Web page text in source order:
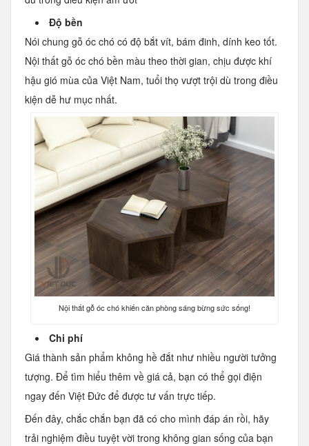
Độ bền
Nói chung gỗ óc chó có độ bắt vít, bám đinh, dính keo tốt.
Nội thất gỗ óc chó bền màu theo thời gian, chịu được khí
hậu gió mùa của Việt Nam, tuổi thọ vượt trội dù trong điều
kiện dễ hư mục nhất.
Nội thất gỗ óc chó khiến căn phòng sáng bừng sức sống!
Chi phí
Giá thành sản phẩm không hề đắt như nhiều người tưởng
tượng. Để tìm hiểu thêm về giá cả, bạn có thể gọi điện
ngay đến Việt Đức để được tư vấn trực tiếp.
Đến đây, chắc chắn bạn đã có cho mình đáp án rồi, hãy
trải nghiệm điều tuyệt vời trong không gian sống của bạn